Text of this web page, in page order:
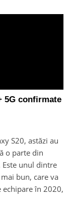
5G confirmate
S20, astăzi au
o parte din
Este unul dintre
bun, care va
în 2020,